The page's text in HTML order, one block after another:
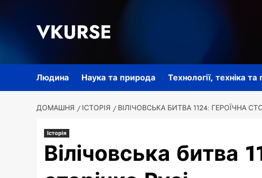
VKURSE
Людина Наука та природа Технології, техніка
ДОМАШНЯ ІСТОРІЯ ВІЛІЧОВСЬКА БИТВА 1124: ГЕРОЇЧНА
Історія
Вілічовська битва